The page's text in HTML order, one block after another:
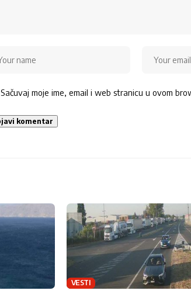
Sačuvaj moje ime, email i web stranicu u ovom
VESTI